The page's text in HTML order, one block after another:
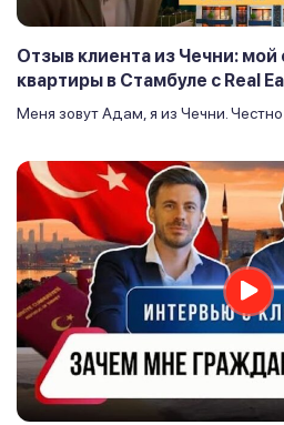
Отзыв клиента из Чечни: мой
квартиры в Стамбуле с Real
Меня зовут Адам, я из Чечни. Честно